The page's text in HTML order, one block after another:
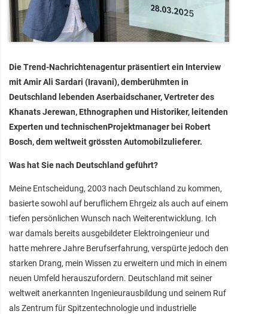
Die Trend-Nachrichtenagentur präsentiert ein Interview
mit Amir Ali Sardari (Iravani), demberühmten in
Deutschland lebenden Aserbaidschaner, Vertreter des
Khanats Jerewan, Ethnographen und Historiker, leitenden
Experten und technischenProjektmanager bei Robert
Bosch, dem weltweit grössten Automobilzulieferer.
Was hat Sie nach Deutschland geführt?
Meine Entscheidung, 2003 nach Deutschland zu kommen,
basierte sowohl auf beruflichem Ehrgeiz als auch auf einem
tiefen persönlichen Wunsch nach Weiterentwicklung. Ich
war damals bereits ausgebildeter Elektroingenieur und
hatte mehrere Jahre Berufserfahrung, verspürte jedoch den
starken Drang, mein Wissen zu erweitern und mich in einem
neuen Umfeld herauszufordern. Deutschland mit seiner
weltweit anerkannten Ingenieurausbildung und seinem Ruf
als Zentrum für Spitzentechnologie und industrielle